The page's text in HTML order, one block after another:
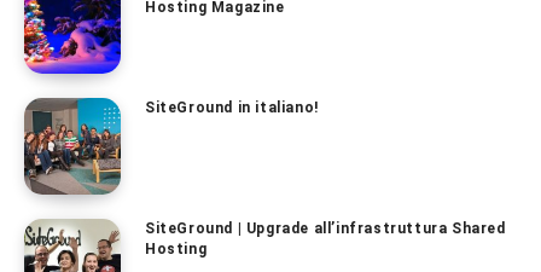
Hosting Magazine
SiteGround in italiano!
SiteGround | Upgrade all’infrastruttura Shared
Hosting